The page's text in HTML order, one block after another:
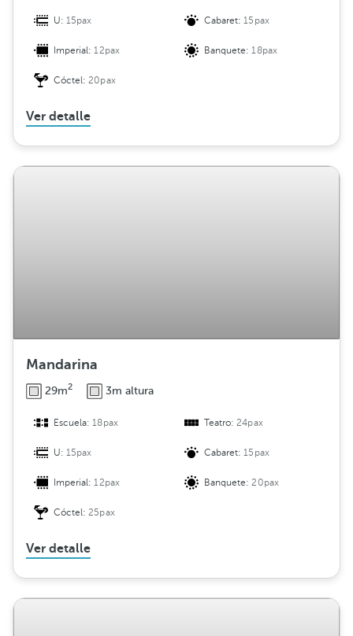
U:15pax Cabaret:15pax
Imperial:12pax Banquete:18pax
Cóctel:20pax
Ver detalle
Mandarina
29m2 3m altura
Escuela:18pax Teatro:24pax
U:15pax Cabaret:15pax
Imperial:12pax Banquete:20pax
Cóctel:25pax
Ver detalle